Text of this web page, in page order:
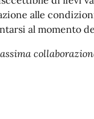
alle
al momento